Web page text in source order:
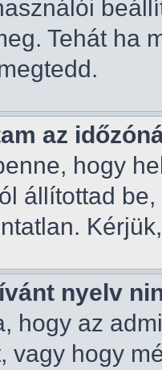
Tehát ha
az
hogy
állítottad
nyelv
hogy az
vagy hogy